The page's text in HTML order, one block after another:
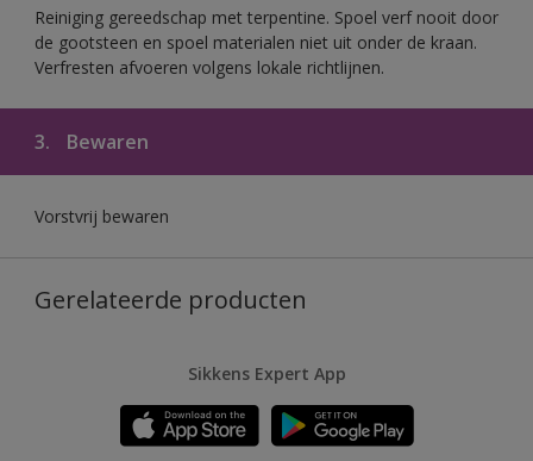
Reiniging gereedschap met terpentine. Spoel verf nooit door
de gootsteen en spoel materialen niet uit onder de kraan.
Verfresten afvoeren volgens lokale richtlijnen.
3. Bewaren
Vorstvrij bewaren
Gerelateerde producten
Sikkens Expert App